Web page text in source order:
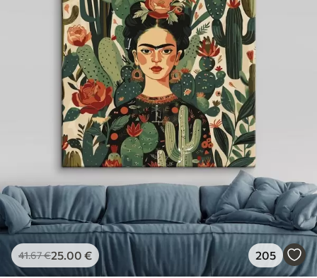
41.67€25.00 € 205